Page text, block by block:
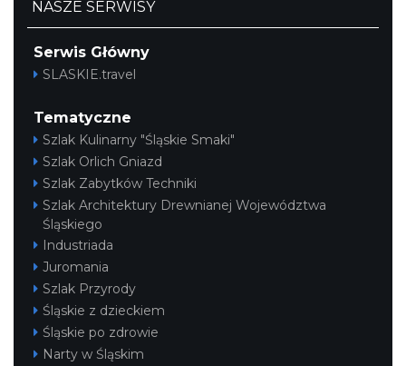
NASZE SERWISY
Serwis Główny
SLASKIE.travel
Tematyczne
Szlak Kulinarny "Śląskie Smaki"
Szlak Orlich Gniazd
Szlak Zabytków Techniki
Szlak Architektury Drewnianej Województwa
Śląskiego
Industriada
Juromania
Szlak Przyrody
Śląskie z dzieckiem
Śląskie po zdrowie
Narty w Śląskim